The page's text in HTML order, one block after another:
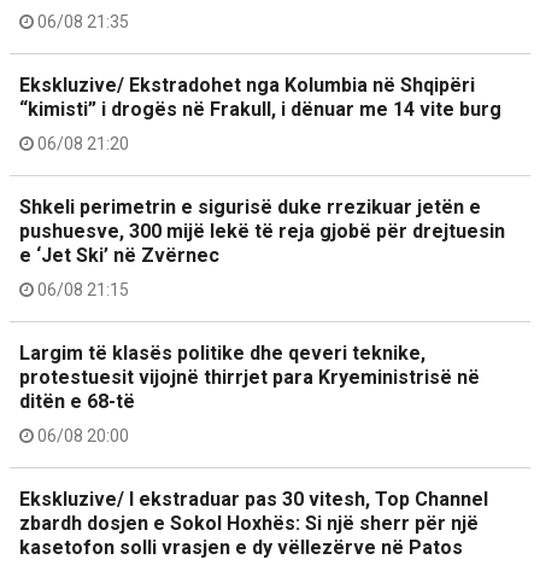
06/08 21:35
Ekskluzive/ Ekstradohet nga Kolumbia në Shqipëri
“kimisti” i drogës në Frakull, i dënuar me 14 vite burg
06/08 21:20
Shkeli perimetrin e sigurisë duke rrezikuar jetën e
pushuesve, 300 mijë lekë të reja gjobë për drejtuesin
e ‘Jet Ski’ në Zvërnec
06/08 21:15
Largim të klasës politike dhe qeveri teknike,
protestuesit vijojnë thirrjet para Kryeministrisë në
ditën e 68-të
06/08 20:00
Ekskluzive/ I ekstraduar pas 30 vitesh, Top Channel
zbardh dosjen e Sokol Hoxhës: Si një sherr për një
kasetofon solli vrasjen e dy vëllezërve në Patos